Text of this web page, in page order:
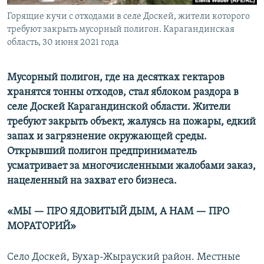
Горящие кучи с отходами в селе Доскей, жители которого
требуют закрыть мусорный полигон. Карагандинская
область, 30 июня 2021 года
Мусорный полигон, где на десятках гектаров
хранятся тонны отходов, стал яблоком раздора в
селе Доскей Карагандинской области. Жители
требуют закрыть объект, жалуясь на пожары, едкий
запах и загрязнение окружающей среды.
Открывший полигон предприниматель
усматривает за многочисленными жалобами заказ,
нацеленный на захват его бизнеса.
«МЫ — ПРО ЯДОВИТЫЙ ДЫМ, А НАМ — ПРО
МОРАТОРИЙ»
Село Доскей, Бухар-Жырауский район. Местные